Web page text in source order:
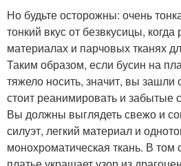
Но будьте осторожны: очень
тонкий вкус от безвкусицы,
материалах и парчовых тканях
Таким образом, если бусин на
тяжело носить, значит, вы
стоит реанимировать и забытые
Вы должны выглядеть свежо и
силуэт, легкий материал и
монохроматическая ткань. В